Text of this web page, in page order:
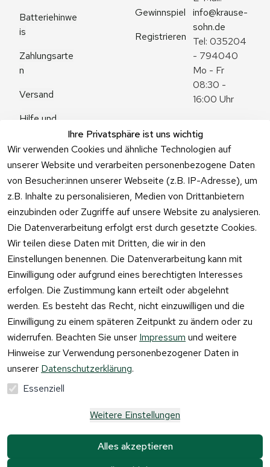
Ihre Privatsphäre ist uns wichtig
Wir verwenden Cookies und ähnliche Technologien auf
unserer Website und verarbeiten personenbezogene Daten
von Besucher:innen unserer Webseite (z.B. IP-Adresse), um
z.B. Inhalte zu personalisieren, Medien von Drittanbietern
einzubinden oder Zugriffe auf unsere Website zu analysieren.
Die Datenverarbeitung erfolgt erst durch gesetzte Cookies.
Wir teilen diese Daten mit Dritten, die wir in den
Einstellungen benennen. Die Datenverarbeitung kann mit
Einwilligung oder aufgrund eines berechtigten Interesses
erfolgen. Die Zustimmung kann erteilt oder abgelehnt
werden. Es besteht das Recht, nicht einzuwilligen und die
Einwilligung zu einem späteren Zeitpunkt zu ändern oder zu
widerrufen. Beachten Sie unser Impressum und weitere
Hinweise zur Verwendung personenbezogener Daten in
unserer Datenschutzerklärung.
Essenziell
Weitere Einstellungen
Alles akzeptieren
Batteriehinwe
is
Zahlungsarte
n
Versand
Hilfe und
Fragen
Gewinnspiel
Registrieren
info@krause-
sohn.de
Tel: 035204
- 794040
Mo - Fr
08:30 -
16:00 Uhr
Zum
Kontaktformu
lar
Vertrag
widerrufen
Mehrwertsteuer und zzgl. Versandkosten und